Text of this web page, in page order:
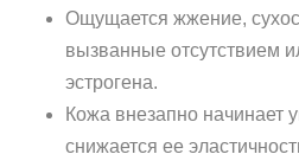
Ощущается жжение,
вызванные отсутствием
эстрогена.
Кожа внезапно начинает
снижается ее